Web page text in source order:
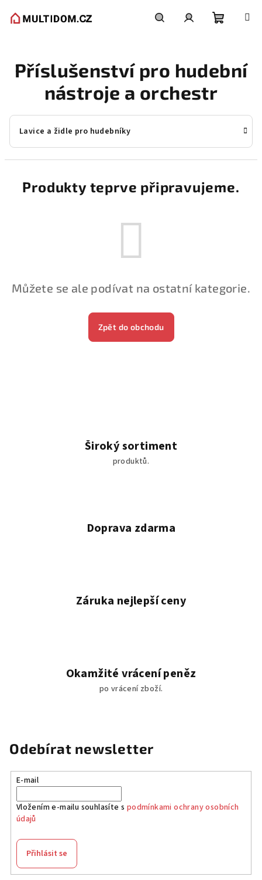
košík
Příslušenství pro hudební
nástroje a orchestr
Lavice a židle pro hudebníky
Produkty teprve připravujeme.
Můžete se ale podívat na ostatní kategorie.
Zpět do obchodu
Široký sortiment
produktů.
Doprava zdarma
Záruka nejlepší ceny
Okamžité vrácení peněz
po vrácení zboží.
Odebírat newsletter
E-mail
Vložením e-mailu souhlasíte s podmínkami ochrany osobních
údajů
Přihlásit se